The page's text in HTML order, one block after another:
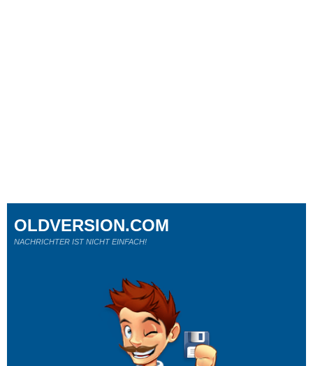
OLDVERSION.COM
NACHRICHTER IST NICHT EINFACH!